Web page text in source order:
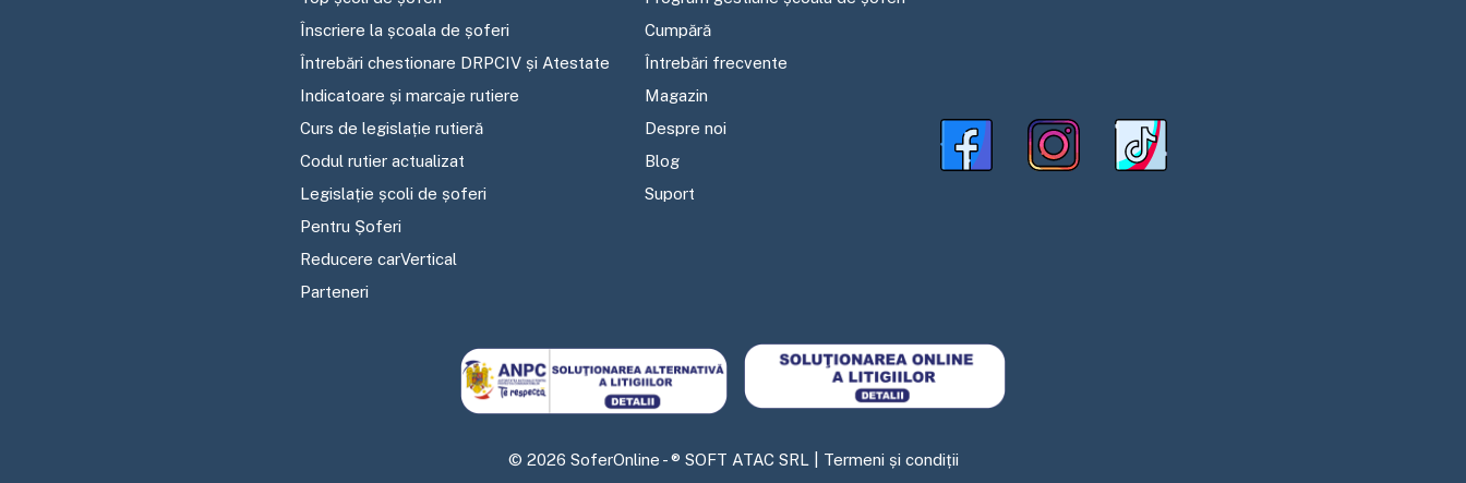
Înscriere la școala de șoferi
Întrebări chestionare DRPCIV și Atestate
Indicatoare și marcaje rutiere
Curs de legislație rutieră
Codul rutier actualizat
Legislație școli de șoferi
Pentru Șoferi
Reducere carVertical
Parteneri
Cumpără
Întrebări frecvente
Magazin
Despre noi
Blog
Suport
© 2026 SoferOnline - ® SOFT ATAC SRL | Termeni și condiții